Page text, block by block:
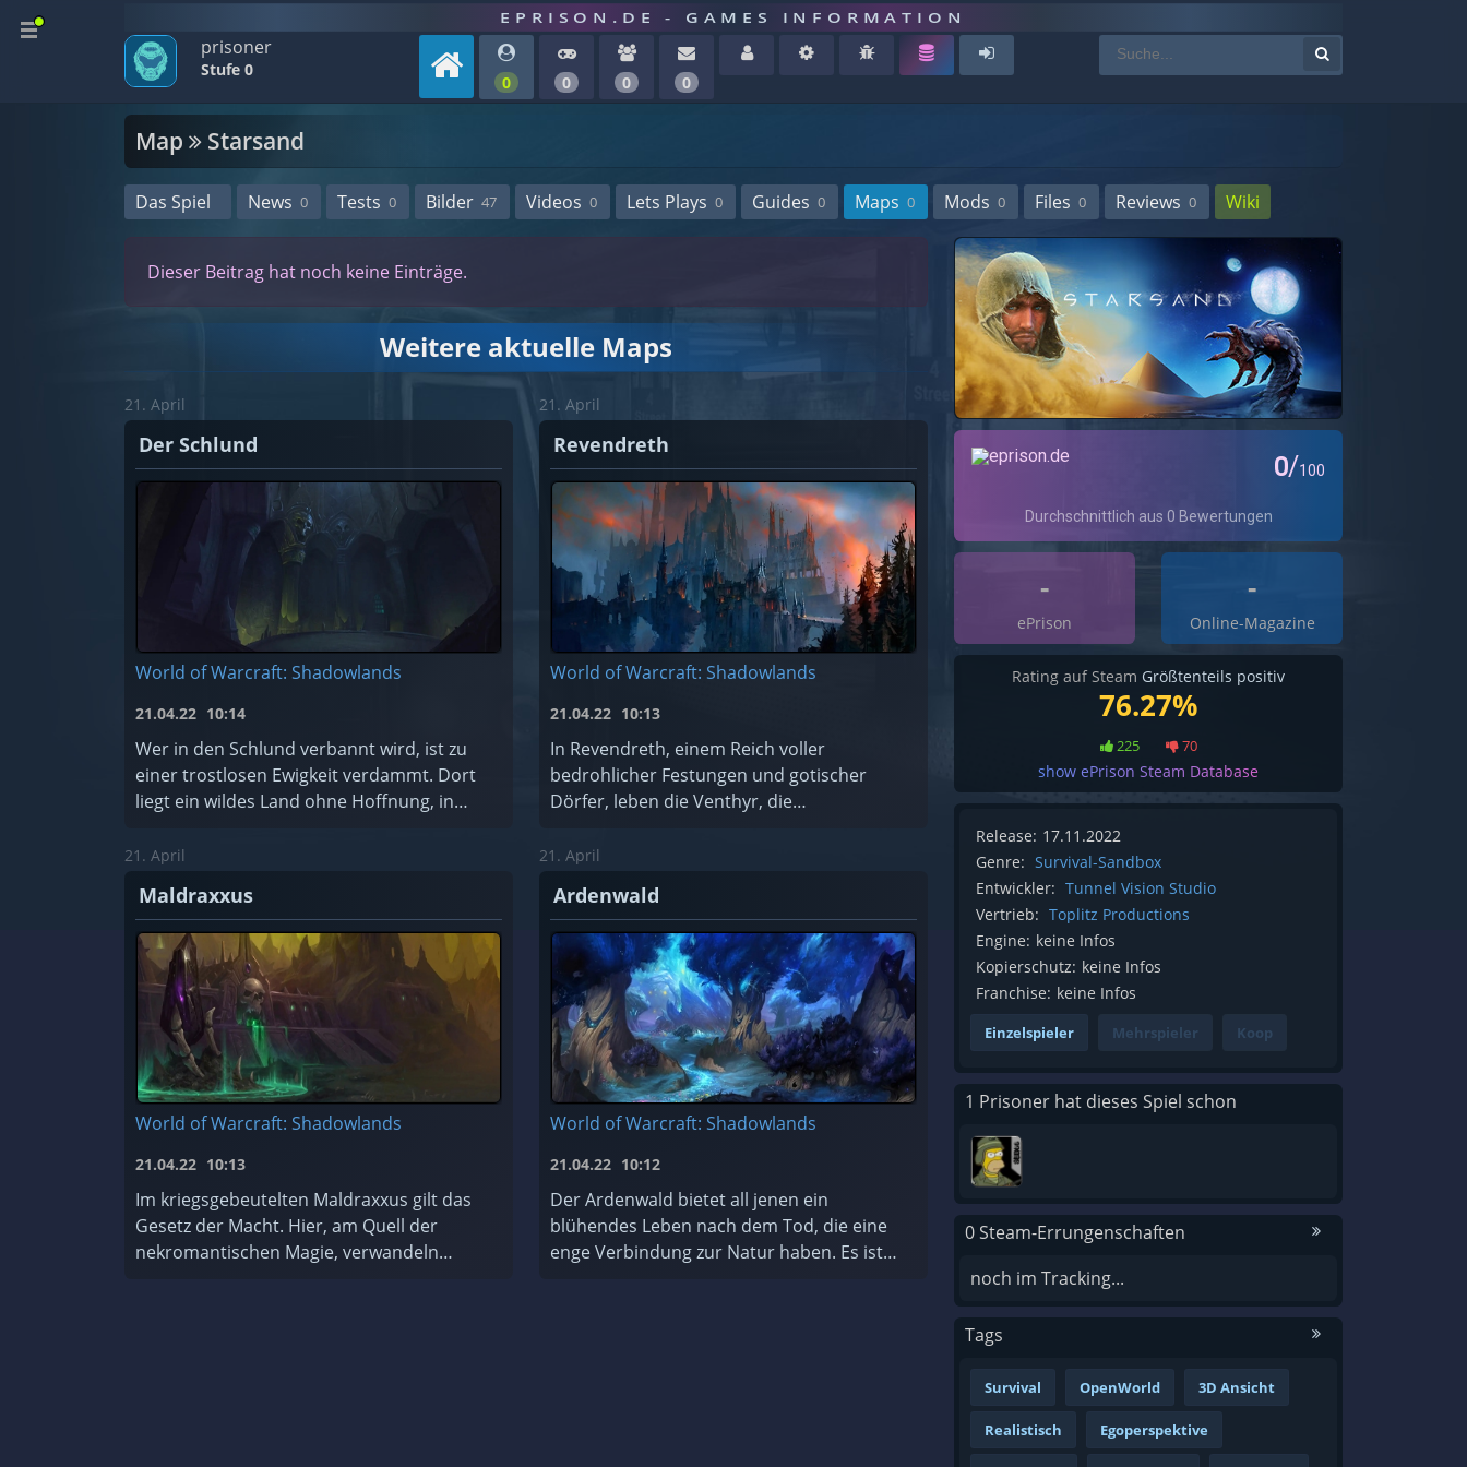
EPRISON.DE - GAMES INFORMATION
prisoner
Stufe 0
0 0 0 0
Map Starsand
Das Spiel News 0 Tests 0 Bilder 47 Videos 0 Lets Plays 0 Guides 0 Maps 0 Mods 0 Files 0 Reviews 0 Wiki
Dieser Beitrag hat noch keine Einträge.
Weitere aktuelle Maps
21. April
Der Schlund
World of Warcraft: Shadowlands
21.04.22 10:14
Wer in den Schlund verbannt wird, ist zu
einer trostlosen Ewigkeit verdammt. Dort
liegt ein wildes Land ohne Hoffnung, in
Kosmos für alle Zeiten gefangen sind. Soll
21. April
Revendreth
World of Warcraft: Shadowlands
21.04.22 10:13
In Revendreth, einem Reich voller
bedrohlicher Festungen und gotischer
Dörfer, leben die Venthyr, die
verdammten Seelen für ihre Sünden Buße
21. April
Maldraxxus
World of Warcraft: Shadowlands
21.04.22 10:13
Im kriegsgebeutelten Maldraxxus gilt das
Gesetz der Macht. Hier, am Quell der
nekromantischen Magie, verwandeln
21. April
Ardenwald
World of Warcraft: Shadowlands
21.04.22 10:12
Der Ardenwald bietet all jenen ein
blühendes Leben nach dem Tod, die eine
enge Verbindung zur Natur haben. Es ist
-
ePrison
-
Online-Magazine
Rating auf Steam Größtenteils positiv
76.27%
225 70
show ePrison Steam Database
Release: 17.11.2022
Genre: Survival-Sandbox
Entwickler: Tunnel Vision Studio
Vertrieb: Toplitz Productions
Engine: keine Infos
Kopierschutz: keine Infos
Franchise: keine Infos
Einzelspieler Mehrspieler Koop
1 Prisoner hat dieses Spiel schon
0 Steam-Errungenschaften
noch im Tracking...
Tags
Survival OpenWorld 3D Ansicht
Realistisch Egoperspektive